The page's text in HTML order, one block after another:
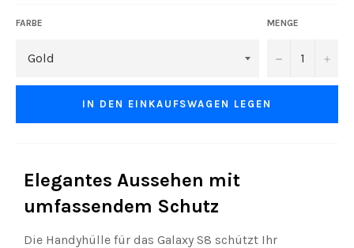
FARBE MENGE
− +
IN DEN EINKAUFSWAGEN LEGEN
Elegantes Aussehen mit
umfassendem Schutz
Die Handyhülle für das Galaxy S8 schützt Ihr